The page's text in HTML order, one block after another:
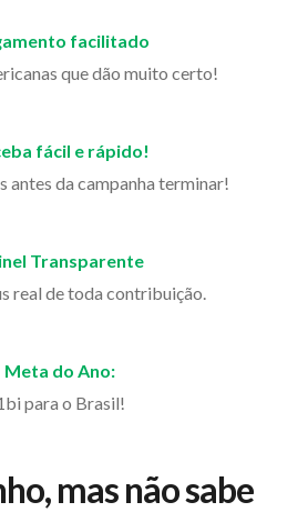
facilitado
que dão muito certo!
fácil e rápido!
antes da campanha terminar!
Transparente
real de toda contribuição.
Meta do Ano:
para o Brasil!
mas não sabe